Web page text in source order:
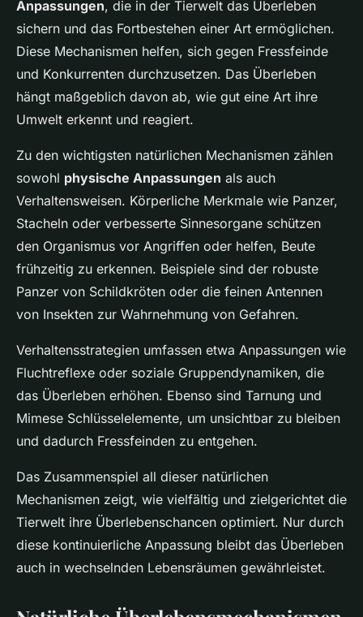
Anpassungen, die in der Tierwelt das Überleben
sichern und das Fortbestehen einer Art ermöglichen.
Diese Mechanismen helfen, sich gegen Fressfeinde
und Konkurrenten durchzusetzen. Das Überleben
hängt maßgeblich davon ab, wie gut eine Art ihre
Umwelt erkennt und reagiert.
Zu den wichtigsten natürlichen Mechanismen zählen
sowohl physische Anpassungen als auch
Verhaltensweisen. Körperliche Merkmale wie Panzer,
Stacheln oder verbesserte Sinnesorgane schützen
den Organismus vor Angriffen oder helfen, Beute
frühzeitig zu erkennen. Beispiele sind der robuste
Panzer von Schildkröten oder die feinen Antennen
von Insekten zur Wahrnehmung von Gefahren.
Verhaltensstrategien umfassen etwa Anpassungen wie
Fluchtreflexe oder soziale Gruppendynamiken, die
das Überleben erhöhen. Ebenso sind Tarnung und
Mimese Schlüsselelemente, um unsichtbar zu bleiben
und dadurch Fressfeinden zu entgehen.
Das Zusammenspiel all dieser natürlichen
Mechanismen zeigt, wie vielfältig und zielgerichtet die
Tierwelt ihre Überlebenschancen optimiert. Nur durch
diese kontinuierliche Anpassung bleibt das Überleben
auch in wechselnden Lebensräumen gewährleistet.